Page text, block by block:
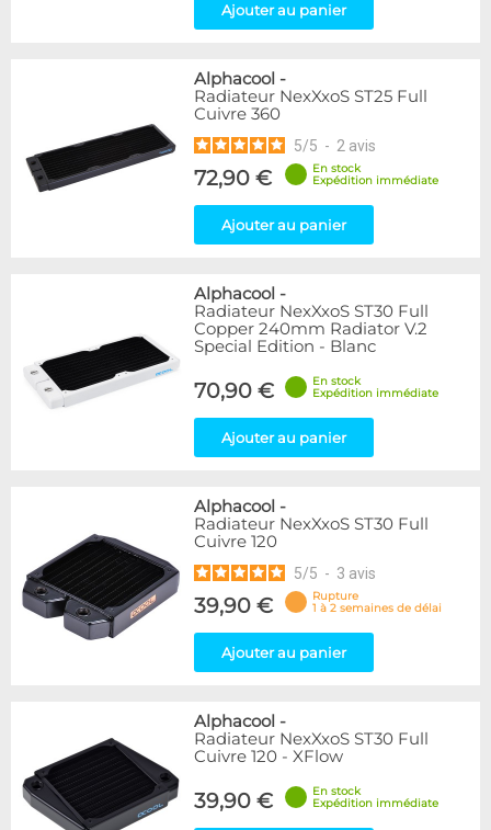
Ajouter au panier
Alphacool -
Radiateur NexXxoS ST25 Full
Cuivre 360
5/5 - 2 avis
72,90 €
En stock
Expédition immédiate
Ajouter au panier
Alphacool -
Radiateur NexXxoS ST30 Full
Copper 240mm Radiator V.2
Special Edition - Blanc
70,90 €
En stock
Expédition immédiate
Ajouter au panier
Alphacool -
Radiateur NexXxoS ST30 Full
Cuivre 120
5/5 - 3 avis
39,90 €
Rupture
1 à 2 semaines de délai
Ajouter au panier
Alphacool -
Radiateur NexXxoS ST30 Full
Cuivre 120 - XFlow
39,90 €
En stock
Expédition immédiate